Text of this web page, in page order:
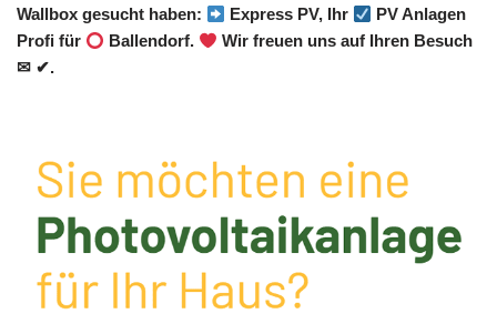
Wallbox gesucht haben:
Express PV, Ihr
PV Anlagen
Profi für
Ballendorf.
Wir freuen uns auf Ihren Besuch
✉ ✔.